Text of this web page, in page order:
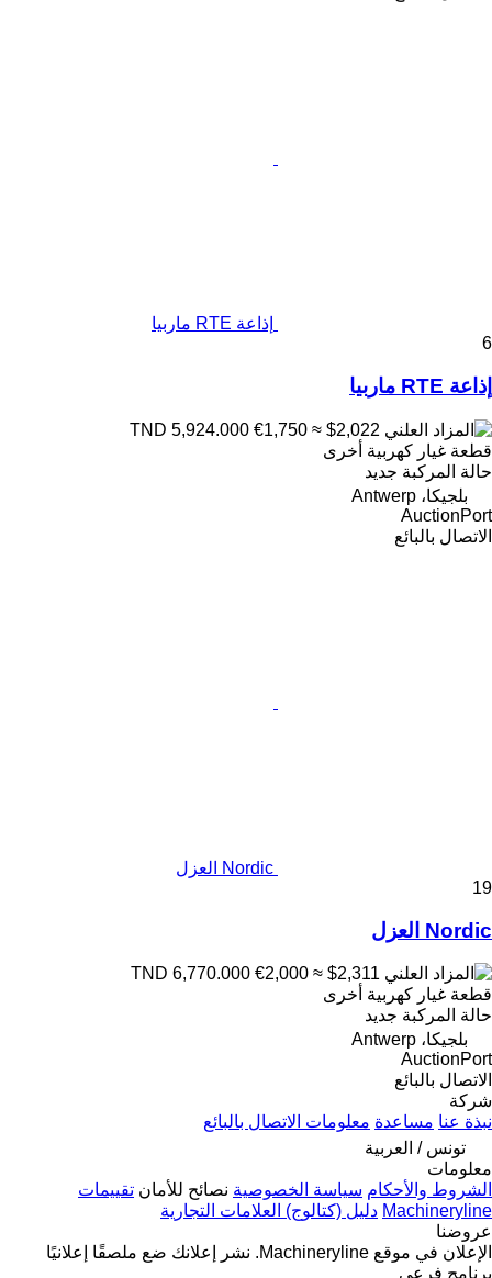
إذاعة RTE ماربيا
6
إذاعة RTE ماربيا
€1,750 ≈ $2,022
قطعة غيار كهربية أخرى
حالة المركبة جديد
بلجيكا، Antwerp
AuctionPort
الاتصال بالبائع
Nordic العزل
19
Nordic العزل
€2,000 ≈ $2,311
قطعة غيار كهربية أخرى
حالة المركبة جديد
بلجيكا، Antwerp
AuctionPort
الاتصال بالبائع
شركة
نبذة عنا مساعدة معلومات الاتصال بالبائع
تونس / العربية
معلومات
الشروط والأحكام سياسة الخصوصية نصائح للأمان تقييمات
Machineryline دليل (كتالوج) العلامات التجارية
عروضنا
الإعلان في موقع Machineryline.
نشر إعلانك ضع ملصقًا إعلانيًا
برنامج فرعي